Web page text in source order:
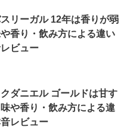
リーガル 12年は香りが弱
香り・飲み方による違い
ビュー
ダニエル ゴールドは甘す
や香り・飲み方による違
レビュー